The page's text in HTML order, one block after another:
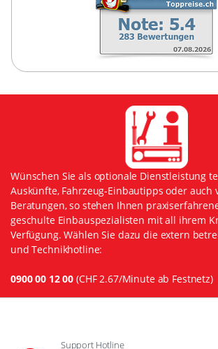
Wünschen Sie als optionale Dienstleistung
Auskünfte, Fahrzeug-Einbautipps oder auch
Beratungen, so stehen Ihnen
geschulte Einbauspezialisten mit all ihrem
Verfügung. Wählen Sie dazu die extern
und Technikhotline:
0900 00 12 00 (CHF 2.67/Minute ab Festnetz)
Support Hotline